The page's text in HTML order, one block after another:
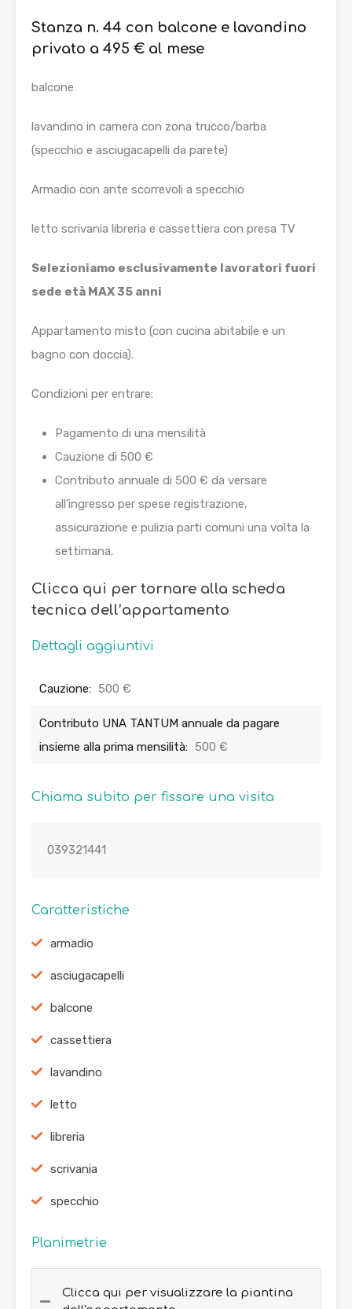
Stanza n. 44 con balcone e lavandino
privato a 495 € al mese
balcone
lavandino in camera con zona trucco/barba
(specchio e asciugacapelli da parete)
Armadio con ante scorrevoli a specchio
letto scrivania libreria e cassettiera con presa TV
Selezioniamo esclusivamente lavoratori fuori
sede età MAX 35 anni
Appartamento misto (con cucina abitabile e un
bagno con doccia).
Condizioni per entrare:
Pagamento di una mensilità
Cauzione di 500 €
Contributo annuale di 500 € da versare
all’ingresso per spese registrazione,
assicurazione e pulizia parti comuni una volta la
settimana.
Clicca qui per tornare alla scheda
tecnica dell’appartamento
Dettagli aggiuntivi
Cauzione: 500 €
Contributo UNA TANTUM annuale da pagare
insieme alla prima mensilità: 500 €
Chiama subito per fissare una visita
039321441
Caratteristiche
armadio
asciugacapelli
balcone
cassettiera
lavandino
letto
libreria
scrivania
specchio
Planimetrie
Clicca qui per visualizzare la piantina